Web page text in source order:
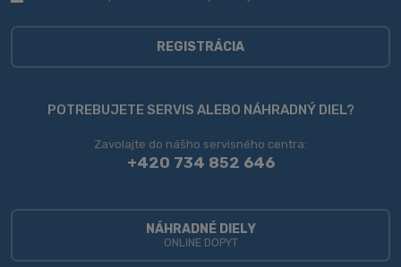
spracovaním
REGISTRÁCIA
sa
nepodarilo
POTREBUJETE SERVIS ALEBO NÁHRADNÝ DIEL?
Zavolajte do nášho servisného centra:
+420 734 852 646
NÁHRADNÉ DIELY
ONLINE DOPYT